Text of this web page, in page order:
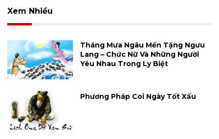
Xem Nhiều
Tháng Mưa Ngâu Mến Tặng Ngưu
Lang – Chức Nữ Và Những Người
Yêu Nhau Trong Ly Biệt
Phương Pháp Coi Ngày Tốt Xấu